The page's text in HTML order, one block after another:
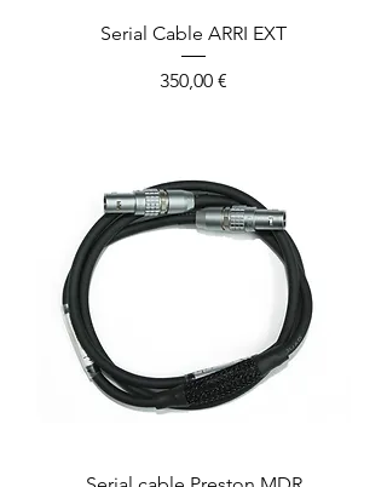
Serial Cable ARRI EXT
Prix
350,00 €